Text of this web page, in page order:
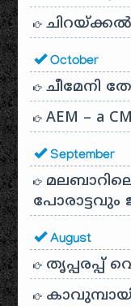
October
ചീമേനി
AEM – a
September
മലബാറിലെ
August
തൃപ്പരപ്പ്